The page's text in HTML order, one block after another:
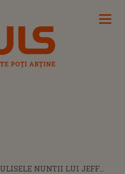
NUNTII LUI JEFF